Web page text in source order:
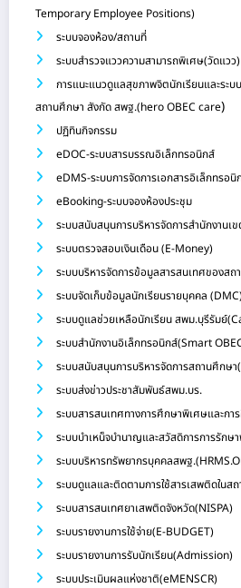
Temporary Employee Positions)
ระบบจองห้อง/สถานที่
ระบบสำรวจแววความสามารถพิเศษ(วัดแวว)
การแนะแนวดูแลสุขภาพจิตนักเรียนและระบ
สถานศึกษา สังกัด สพฐ.(hero OBEC care)
ปฏิทินกิจกรรม
eDOC-ระบบสารบรรณอิเล็กทรอนิกส์
eDMS-ระบบการจัดการเอกสารอิเล็กทรอนิ
eBooking-ระบบจองห้องประชุม
ระบบสนับสนุนการบริหารจัดการสำนักงาน
ระบบตรวจสอบเงินเดือน (E-Money)
ระบบบริหารจัดการข้อมูลสารสนเทศของส
ระบบจัดเก็บข้อมูลนักเรียนรายบุคคล
ระบบดูแลช่วยเหลือนักเรียน สพม.บุรีรัมย์
ระบบสำนักงานอิเล็กทรอนิกส์(Smart
ระบบสนับสนุนการบริหารจัดการสถานศึกษ
ระบบส่งข่าวประชาสัมพันธ์สพม.บร.
ระบบสารสนเทศทางการศึกษาพิเศษและกา
ระบบบำเหน็จบำนาญและสวัสดิการการรัก
ระบบบริหารทรัพยากรบุคคลสพฐ
ระบบดูแลและติดตามการใช้สารเสพติดในส
ระบบสารสนเทศยาเสพติดจังหวัด(NISPA)
ระบบรายงานการใช้จ่าย(E-BUDGET)
ระบบรายงานการรับนักเรียน(Admission)
ระบบประเมินผลแห่งชาติ(eMENSCR)